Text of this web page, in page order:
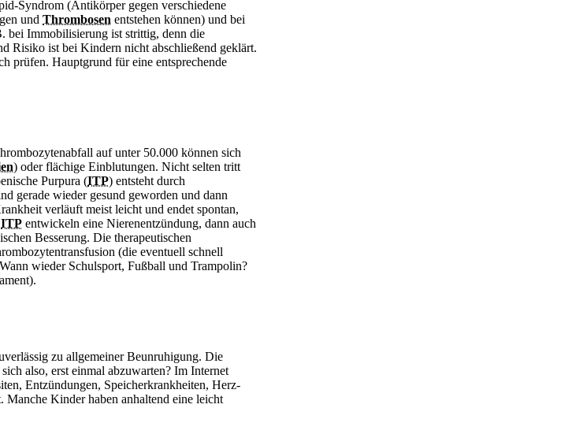
Syndrom (Antikörper gegen verschiedene
und Thrombosen entstehen können) und bei
bei Immobilisierung ist strittig, denn die
Risiko ist bei Kindern nicht abschließend geklärt.
prüfen. Hauptgrund für eine entsprechende
auf unter 50.000 können sich
) oder flächige Einblutungen. Nicht selten tritt
Purpura (ITP) entsteht durch
gerade wieder gesund geworden und dann
verläuft meist leicht und endet spontan,
ITP entwickeln eine Nierenentzündung, dann auch
Besserung. Die therapeutischen
(die eventuell schnell
wieder Schulsport, Fußball und Trampolin?
zu allgemeiner Beunruhigung. Die
also, erst einmal abzuwarten? Im Internet
Entzündungen, Speicherkrankheiten, Herz-
Kinder haben anhaltend eine leicht